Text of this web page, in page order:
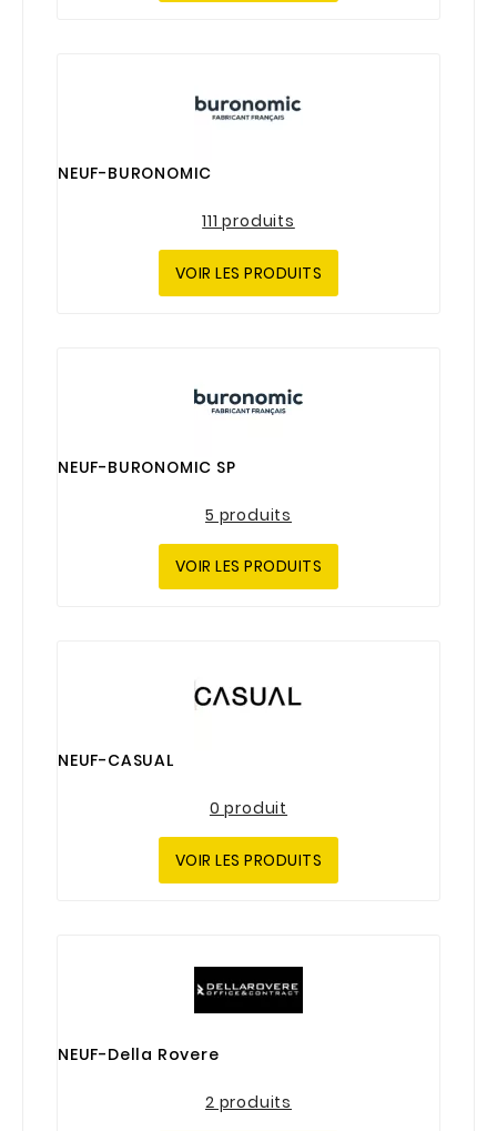
NEUF-BURONOMIC
111 produits
VOIR LES PRODUITS
NEUF-BURONOMIC SP
5 produits
VOIR LES PRODUITS
NEUF-CASUAL
0 produit
VOIR LES PRODUITS
NEUF-Della Rovere
2 produits